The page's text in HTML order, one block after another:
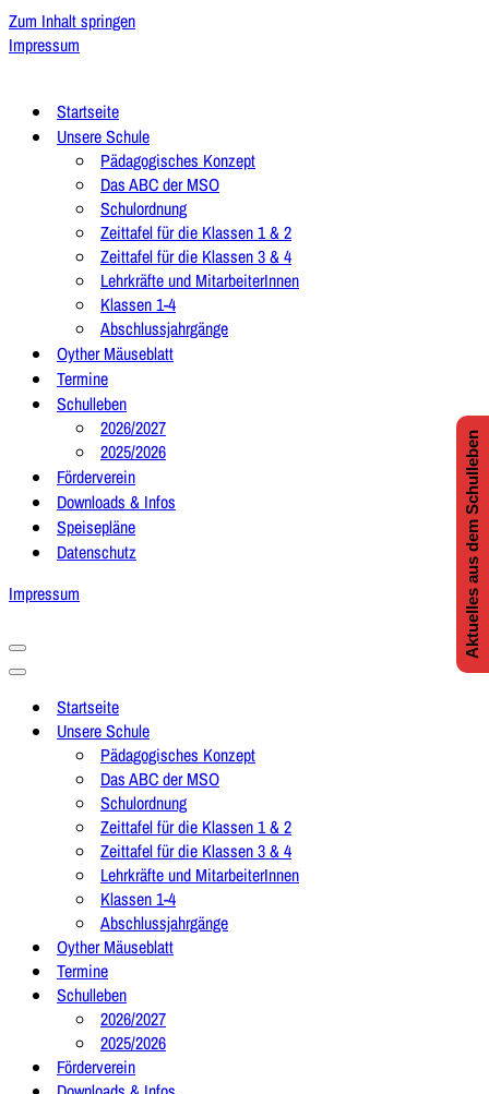
Zum Inhalt springen
Impressum
Startseite
Unsere Schule
Pädagogisches Konzept
Das ABC der MSO
Schulordnung
Zeittafel für die Klassen 1 & 2
Zeittafel für die Klassen 3 & 4
Lehrkräfte und MitarbeiterInnen
Klassen 1-4
Abschlussjahrgänge
Oyther Mäuseblatt
Termine
Schulleben
2026/2027
2025/2026
Förderverein
Downloads & Infos
Speisepläne
Datenschutz
Impressum
Navigationsmenü
Navigationsmenü
Startseite
Unsere Schule
Pädagogisches Konzept
Das ABC der MSO
Schulordnung
Zeittafel für die Klassen 1 & 2
Zeittafel für die Klassen 3 & 4
Lehrkräfte und MitarbeiterInnen
Klassen 1-4
Abschlussjahrgänge
Oyther Mäuseblatt
Termine
Schulleben
2026/2027
2025/2026
Förderverein
Aktuelles aus dem Schulleben